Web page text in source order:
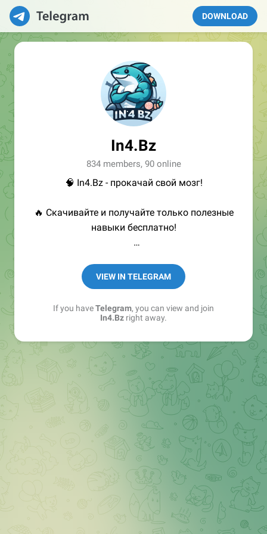
DOWNLOAD
In4.Bz
834 members, 90 online
🧠 In4.Bz - прокачай свой мозг!
🔥 Скачивайте и получайте только полезные
навыки бесплатно!
➖ in4.bz/
➖ https://t.me/in4bz
➖ twitter.com/bz_in4
➖ https://t.me/in4news
VIEW IN TELEGRAM
If you haveTelegram, you can view and join
In4.Bz right away.